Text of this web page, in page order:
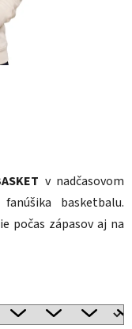
v nadčasovom
basketbalu.
počas zápasov aj na